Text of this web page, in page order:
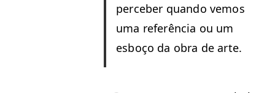
perce­ber quan­do vemos
uma refer­ên­cia ou um
esboço da obra de arte.